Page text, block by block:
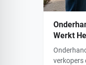
Werkt
verkopers